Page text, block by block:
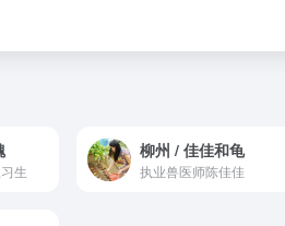
生
柳州 / 佳佳和龟
执业兽医师陈佳佳